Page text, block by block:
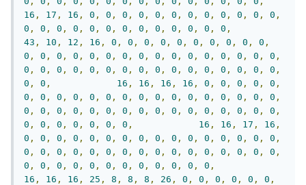
16 , 17 , 16 , 0 , 0 , 0 , 0 , 0 , 0 , 0 , 0 , 0 , 0 , 0 , 0 ,
0 , 0 , 0 , 0 , 0 , 0 , 0 , 0 , 0 , 0 , 0 , 0 , 0 ,
43 , 10 , 12 , 16 , 0 , 0 , 0 , 0 , 0 , 0 , 0 , 0 , 0 , 0 ,
0 , 0 , 0 , 0 , 0 , 0 , 0 , 0 , 0 , 0 , 0 , 0 , 0 , 0 , 0 , 0 ,
0 , 0 , 0 , 0 , 0 , 0 , 0 , 0 , 0 , 0 , 0 , 0 , 0 , 0 , 0 , 0 ,
0 , 0 , 16 , 16 , 16 , 16 , 0 , 0 , 0 , 0 , 0 ,
0 , 0 , 0 , 0 , 0 , 0 , 0 , 0 , 0 , 0 , 0 , 0 , 0 , 0 , 0 , 0 ,
0 , 0 , 0 , 0 , 0 , 0 , 0 , 0 , 0 , 0 , 0 , 0 , 0 , 0 , 0 , 0 ,
0 , 0 , 0 , 0 , 0 , 0 , 0 , 16 , 16 , 17 , 16 ,
0 , 0 , 0 , 0 , 0 , 0 , 0 , 0 , 0 , 0 , 0 , 0 , 0 , 0 , 0 , 0 ,
0 , 0 , 0 , 0 , 0 , 0 , 0 , 0 , 0 , 0 , 0 , 0 , 0 , 0 , 0 , 0 ,
0 , 0 , 0 , 0 , 0 , 0 , 0 , 0 , 0 , 0 , 0 , 0 ,
16 , 16 , 16 , 25 , 8 , 8 , 8 , 26 , 0 , 0 , 0 , 0 , 0 , 0 ,